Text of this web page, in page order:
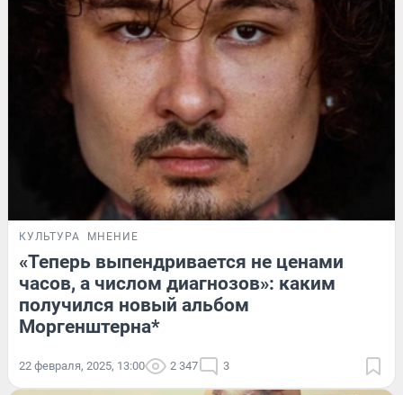
КУЛЬТУРА МНЕНИЕ
«Теперь выпендривается не ценами
часов, а числом диагнозов»: каким
получился новый альбом
Моргенштерна*
22 февраля, 2025, 13:00 2 347 3